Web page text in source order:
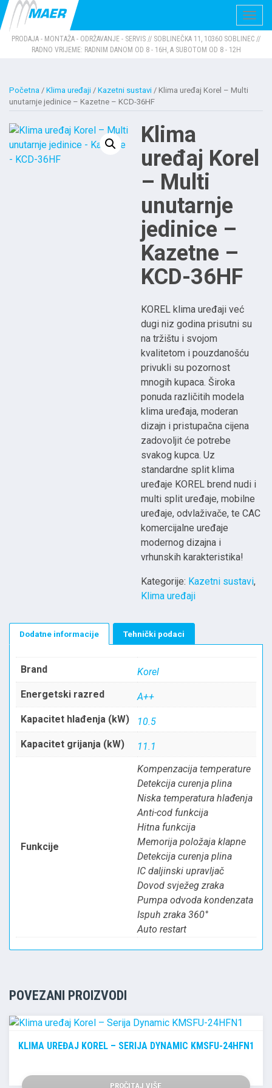
PRODAJA - MONTAŽA - ODRŽAVANJE - SERVIS // SOBLINEČKA 11, 10360 SOBLINEC //
RADNO VRIJEME: RADNIM DANOM OD 8 - 16H, A SUBOTOM OD 8 - 12H
Početna / Klima uređaji / Kazetni sustavi / Klima uređaj Korel – Multi
unutarnje jedinice – Kazetne – KCD-36HF
Klima
uređaj Korel
– Multi
unutarnje
jedinice –
Kazetne –
KCD-36HF
KOREL klima uređaji već
dugi niz godina prisutni su
na tržištu i svojom
kvalitetom i pouzdanošću
privukli su pozornost
mnogih kupaca. Široka
ponuda različitih modela
klima uređaja, moderan
dizajn i pristupačna cijena
zadovoljit će potrebe
svakog kupca. Uz
standardne split klima
uređaje KOREL brend nudi i
multi split uređaje, mobilne
uređaje, odvlaživače, te CAC
komercijalne uređaje
modernog dizajna i
vrhunskih karakteristika!
Kategorije: Kazetni sustavi,
Klima uređaji
Dodatne informacije Tehnički podaci
Brand
Korel
Energetski razred
A++
Kapacitet hlađenja (kW)
10.5
Kapacitet grijanja (kW)
11.1
Funkcije
Kompenzacija temperature
Detekcija curenja plina
Niska temperatura hlađenja
Anti-cod funkcija
Hitna funkcija
Memorija položaja klapne
Detekcija curenja plina
IC daljinski upravljač
Dovod svježeg zraka
Pumpa odvoda kondenzata
Ispuh zraka 360°
Auto restart
POVEZANI PROIZVODI
KLIMA UREĐAJ KOREL – SERIJA DYNAMIC KMSFU-24HFN1
PROČITAJ VIŠE